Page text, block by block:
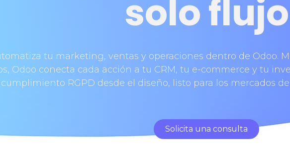
solo flujo​
tu marketing, ventas y operaciones dentro de Odoo.
Odoo conecta cada acción a tu CRM, tu e-commerce y tu
RGPD desde el diseño, listo para los mercados
Solicita una consulta